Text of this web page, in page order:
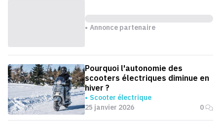
Annonce partenaire
Pourquoi l'autonomie des
scooters électriques diminue en
hiver ?
Scooter électrique
25 janvier 2026
0